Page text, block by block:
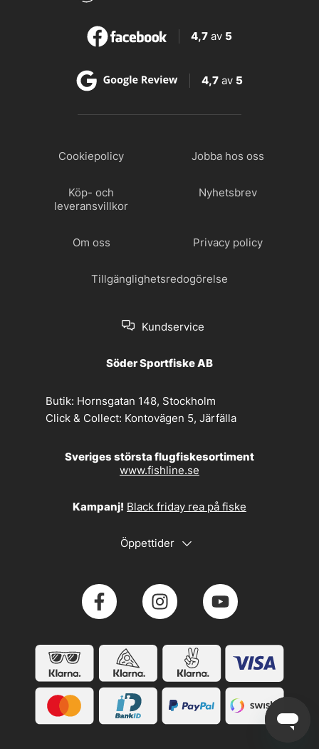
4,7 av 5
4,7 av 5
Cookiepolicy Jobba hos oss
Köp- och
leveransvillkor
Nyhetsbrev
Om oss Privacy policy
Tillgänglighetsredogörelse
Kundservice
Söder Sportfiske AB
Butik: Hornsgatan 148, Stockholm
Click & Collect: Kontovägen 5, Järfälla
Sveriges största flugfiskesortiment
www.fishline.se
Kampanj! Black friday rea på fiske
Öppettider